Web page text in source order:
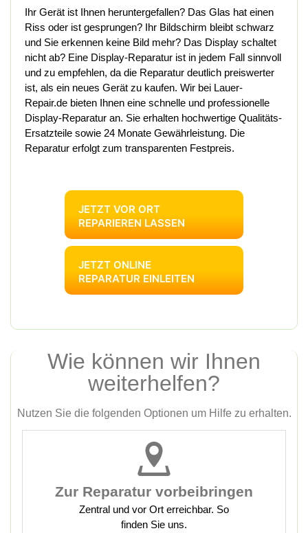
Ihr Gerät ist Ihnen heruntergefallen? Das Glas hat einen
Riss oder ist gesprungen? Ihr Bildschirm bleibt schwarz
und Sie erkennen keine Bild mehr? Das Display schaltet
nicht ab? Eine Display-Reparatur ist in jedem Fall sinnvoll
und zu empfehlen, da die Reparatur deutlich preiswerter
ist, als ein neues Gerät zu kaufen. Wir bei Lauer-
Repair.de bieten Ihnen eine schnelle und professionelle
Display-Reparatur an. Sie erhalten hochwertige Qualitäts-
Ersatzteile sowie 24 Monate Gewährleistung. Die
Reparatur erfolgt zum transparenten Festpreis.
JETZT VOR ORT
REPARIEREN LASSEN
JETZT ONLINE
REPARATUR EINLEITEN
Wie können wir Ihnen
weiterhelfen?
Nutzen Sie die folgenden Optionen um Hilfe zu erhalten.
Zur Reparatur vorbeibringen
Zentral und vor Ort erreichbar. So
finden Sie uns.